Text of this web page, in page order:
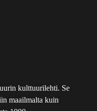
kulttuurilehti. Se
maailmalta kuin